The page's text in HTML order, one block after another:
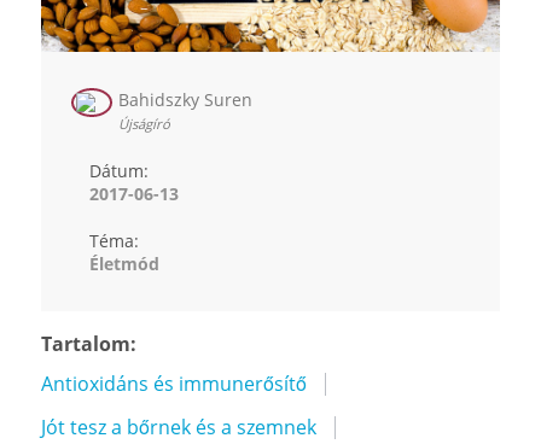
Bahidszky Suren
Újságíró
Dátum:
2017-06-13
Téma:
Életmód
Tartalom:
Antioxidáns és immunerősítő
Jót tesz a bőrnek és a szemnek